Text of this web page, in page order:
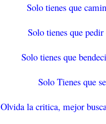
Solo tienes que
Solo tienes que
Solo tienes que
Solo Tienes que
Olvida la critica, mejor